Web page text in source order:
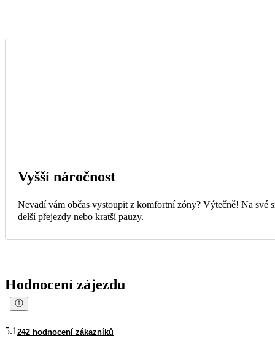
Vyšší náročnost
Nevadí vám občas vystoupit z komfortní zóny? Výtečně! Na své
delší přejezdy nebo kratší pauzy.
Hodnocení zájezdu
5.1 242 hodnocení zákazníků